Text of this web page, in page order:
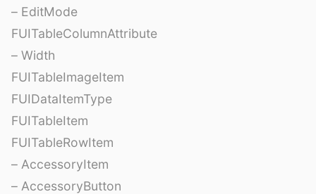
– EditMode
FUITableColumnAttribute
– Width
FUITableImageItem
FUIDataItemType
FUITableItem
FUITableRowItem
– AccessoryItem
– AccessoryButton